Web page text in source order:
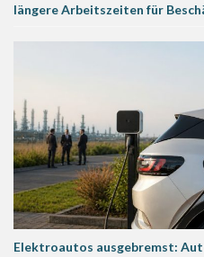
längere Arbeitszeiten für
Elektroautos ausgebremst: